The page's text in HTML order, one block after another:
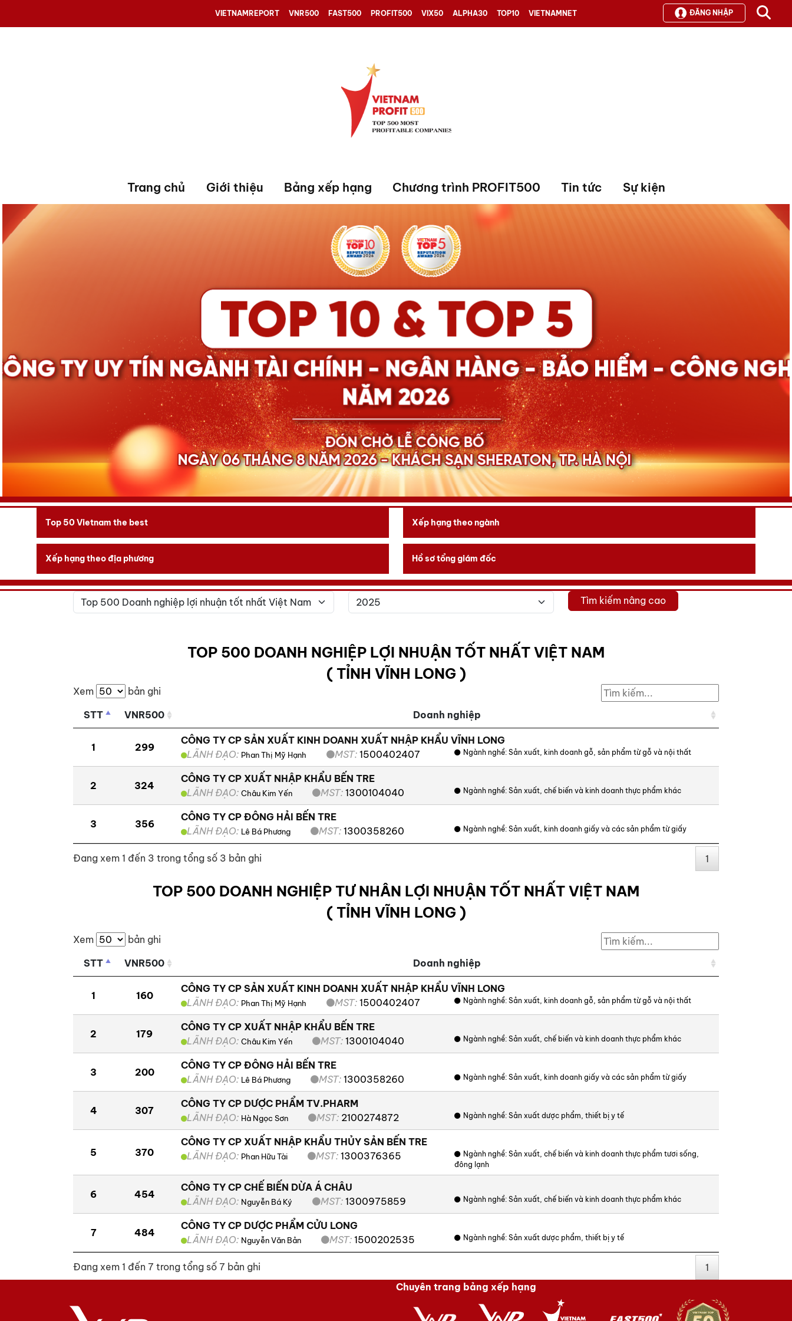
VIETNAMREPORT VNR500 FAST500 PROFIT500 VIX50 ALPHA30 TOP10 VIETNAMNET ĐĂNG NHẬP
Trang chủ Giới thiệu Bảng xếp hạng Chương trình PROFIT500 Tin tức Sự kiện
Top 50 Vietnam the best Xếp hạng theo ngành
Xếp hạng theo địa phương Hồ sơ tổng giám đốc
Tìm kiếm nâng cao
TOP 500 DOANH NGHIỆP LỢI NHUẬN TỐT NHẤT VIỆT NAM
( TỈNH VĨNH LONG )
Xem
bản ghi
STT
VNR500 Doanh nghiệp
1 299
CÔNG TY CP SẢN XUẤT KINH DOANH XUẤT NHẬP KHẨU VĨNH LONG
LÃNH ĐẠO: Phan Thị Mỹ Hạnh MST: 1500402407 Ngành nghề: Sản xuất, kinh doanh gỗ, sản phẩm từ gỗ và nội thất
2 324
CÔNG TY CP XUẤT NHẬP KHẨU BẾN TRE
LÃNH ĐẠO: Châu Kim Yến MST: 1300104040 Ngành nghề: Sản xuất, chế biến và kinh doanh thực phẩm khác
3 356
CÔNG TY CP ĐÔNG HẢI BẾN TRE
LÃNH ĐẠO: Lê Bá Phương MST: 1300358260 Ngành nghề: Sản xuất, kinh doanh giấy và các sản phẩm từ giấy
Đang xem 1 đến 3 trong tổng số 3 bản ghi 1
TOP 500 DOANH NGHIỆP TƯ NHÂN LỢI NHUẬN TỐT NHẤT VIỆT NAM
( TỈNH VĨNH LONG )
Xem
bản ghi
STT
VNR500 Doanh nghiệp
1 160
CÔNG TY CP SẢN XUẤT KINH DOANH XUẤT NHẬP KHẨU VĨNH LONG
LÃNH ĐẠO: Phan Thị Mỹ Hạnh MST: 1500402407 Ngành nghề: Sản xuất, kinh doanh gỗ, sản phẩm từ gỗ và nội thất
2 179
CÔNG TY CP XUẤT NHẬP KHẨU BẾN TRE
LÃNH ĐẠO: Châu Kim Yến MST: 1300104040 Ngành nghề: Sản xuất, chế biến và kinh doanh thực phẩm khác
3 200
CÔNG TY CP ĐÔNG HẢI BẾN TRE
LÃNH ĐẠO: Lê Bá Phương MST: 1300358260 Ngành nghề: Sản xuất, kinh doanh giấy và các sản phẩm từ giấy
4 307
CÔNG TY CP DƯỢC PHẨM TV.PHARM
LÃNH ĐẠO: Hà Ngọc Sơn MST: 2100274872 Ngành nghề: Sản xuất dược phẩm, thiết bị y tế
5 370
CÔNG TY CP XUẤT NHẬP KHẨU THỦY SẢN BẾN TRE
LÃNH ĐẠO: Phan Hữu Tài MST: 1300376365 Ngành nghề: Sản xuất, chế biến và kinh doanh thực phẩm tươi sống,
đông lạnh
6 454
CÔNG TY CP CHẾ BIẾN DỪA Á CHÂU
LÃNH ĐẠO: Nguyễn Bá Ký MST: 1300975859 Ngành nghề: Sản xuất, chế biến và kinh doanh thực phẩm khác
7 484
CÔNG TY CP DƯỢC PHẨM CỬU LONG
LÃNH ĐẠO: Nguyễn Văn Bản MST: 1500202535 Ngành nghề: Sản xuất dược phẩm, thiết bị y tế
Đang xem 1 đến 7 trong tổng số 7 bản ghi
1
Chuyên trang bảng xếp hạng